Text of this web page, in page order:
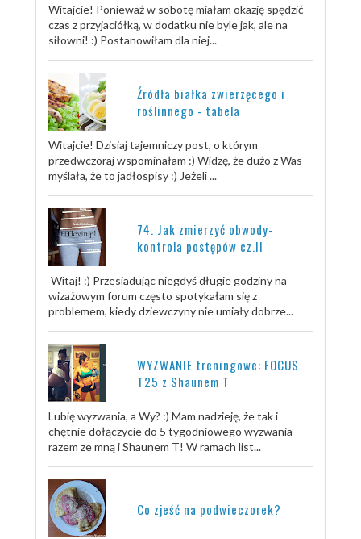
Witajcie! Ponieważ w sobotę miałam okazję spędzić
czas z przyjaciółką, w dodatku nie byle jak, ale na
siłowni! :) Postanowiłam dla niej...
Źródła białka zwierzęcego i
roślinnego - tabela
Witajcie! Dzisiaj tajemniczy post, o którym
przedwczoraj wspominałam :) Widzę, że dużo z Was
myślała, że to jadłospisy :) Jeżeli ...
74. Jak zmierzyć obwody-
kontrola postępów cz.II
Witaj! :) Przesiadując niegdyś długie godziny na
wizażowym forum często spotykałam się z
problemem, kiedy dziewczyny nie umiały dobrze...
WYZWANIE treningowe: FOCUS
T25 z Shaunem T
Lubię wyzwania, a Wy? :) Mam nadzieję, że tak i
chętnie dołączycie do 5 tygodniowego wyzwania
razem ze mną i Shaunem T! W ramach list...
Co zjeść na podwieczorek?